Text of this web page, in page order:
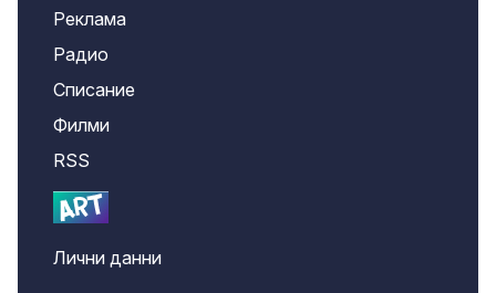
Реклама
Радио
Списание
Филми
RSS
Лични данни